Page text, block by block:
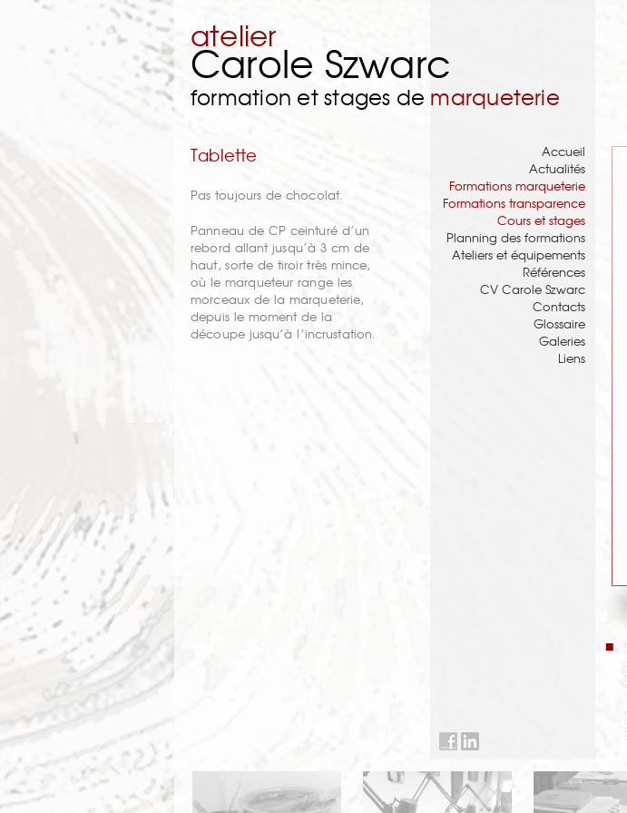
atelier
Carole Szwarc
formation et stages de marqueterie
Tablette
Pas toujours de chocolat.
Panneau de CP ceinturé d’un
rebord allant jusqu’à 3 cm de
haut, sorte de tiroir très mince,
où le marqueteur range les
morceaux de la marqueterie,
depuis le moment de la
découpe jusqu’à l’incrustation.
Accueil
Actualités
Formations marqueterie
Formations transparence
Cours et stages
Planning des formations
Ateliers et équipements
Références
CV Carole Szwarc
Contacts
Glossaire
Galeries
Liens